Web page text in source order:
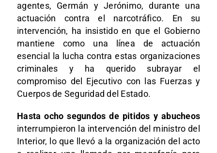
agentes, Germán y Jerónimo, durante una
actuación contra el narcotráfico. En su
intervención, ha insistido en que el Gobierno
mantiene como una línea de actuación
esencial la lucha contra estas organizaciones
criminales y ha querido subrayar el
compromiso del Ejecutivo con las Fuerzas y
Cuerpos de Seguridad del Estado.
Hasta ocho segundos de pitidos y abucheos
interrumpieron la intervención del ministro del
Interior, lo que llevó a la organización del acto